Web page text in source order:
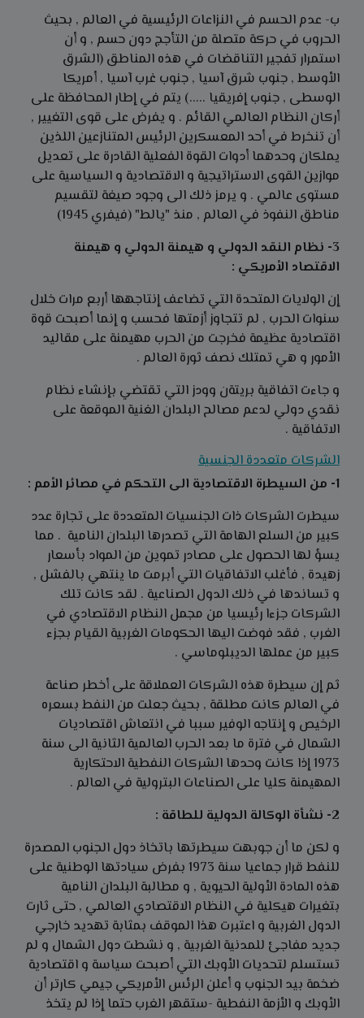
ب- عدم الحسم في النزاعات الرئيسية في العالم , بحيث
الحروب في حركة متصلة من التأجج دون حسم , و أن
استمرار تفجير التناقضات في هذه المناطق (الشرق
الأوسط , جنوب شرق آسيا , جنوب غرب آسيا , أمريكا
الوسطى , جنوب إفريقيا .....) يتم في إطار المحافظة على
أركان النظام العالمي القائم . و يفرض على قوى التغيير ,
أن تنخرط في أحد المعسكرين الرئيس المتنازعين اللذين
يملكان وحدهما أدوات القوة الفعلية القادرة على تعديل
موازين القوى الاستراتيجية و الاقتصادية و السياسية على
مستوى عالمي . و يرمز ذلك الى وجود صيغة لتقسيم
مناطق النفوذ في العالم , منذ "يالط" (فيفري 1945)
3- نظام النقد الدولي و هيمنة الدولي و هيمنة
الاقتصاد الأمريكي :
إن الولايات المتحدة التي تضاعف إنتاجهها أربع مرات خلال
سنوات الحرب , لم تتجاوز أزمتها فحسب و إنما أصبحت قوة
اقتصادية عظيمة فخرجت من الحرب مهيمنة على مقاليد
الأمور و هي تمتلك نصف ثورة العالم .
و جاءت اتفاقية بريتةن وودز التي تقتضي بإنشاء نظام
نقدي دولي لدعم مصالح البلدان الغنية الموقعة على
الاتفاقية .
الشركات متعددة الجنسية
1- من السيطرة الاقتصادية الى التحكم في مصائر الأمم :
سيطرت الشركات ذات الجنسيات المتعددة على تجارة عدد
كبير من السلع الهامة التي تصدرها البلدان النامية . مما
يسؤ لها الحصول على مصادر تموين من المواد بأسعار
زهيدة , فأغلب الاتفاقيات التي أبرمت ما ينتهي بالفشل ,
و تساندها في ذلك الدول الصناعية . لقد كانت تلك
الشركات جزءا رئيسيا من مجمل النظام الاقتصادي في
الغرب , فقد فوضت اليها الحكومات الغربية القيام بجزء
كبير من عملها الديبلوماسي .
ثم إن سيطرة هذه الشركات العملاقة على أخطر صناعة
في العالم كانت مطلقة , بحيث جعلت من النفط بسعره
الرخيص و إنتاجه الوفير سببا في انتعاش اقتصاديات
الشمال في فترة ما بعد الحرب العالمية الثانية الى سنة
1973 إذا كانت وحدها الشركات النفطية الاحتكارية
المهيمنة كليا على الصناعات البترولية في العالم .
2- نشأة الوكالة الدولية للطاقة :
و لكن ما أن جوبهت سيطرتها باتخاذ دول الجنوب المصدرة
للنفط قرار جماعيا سنة 1973 بفرض سيادتها الوطنية على
هذه المادة الأولية الحيوية , و مطالبة البلدان النامية
بتغيرات هيكلية في النظام الاقتصادي العالمي , حتى ثارت
الدول الغربية و اعتبرت هذا الموقف بمثابة تهديد خارجي
جديد مفاجئ للمدنية الغربية , و نشطت دول الشمال و لم
تستسلم لتحديات الأوبك التي أصبحت سياسة و اقتصادية
ضخمة بيد الجنوب و أعلن الرئس الأمريكي جيمي كارتر أن
الأوبك و الأزمة النفطية -ستقهر الغرب حتما إذا لم يتخذ